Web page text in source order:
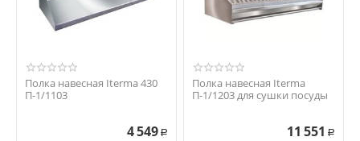
Полка навесная Iterma 430
П-1/1103
4 549 Р
Полка навесная Iterma
П-1/1203 для сушки посуды
11 551 Р